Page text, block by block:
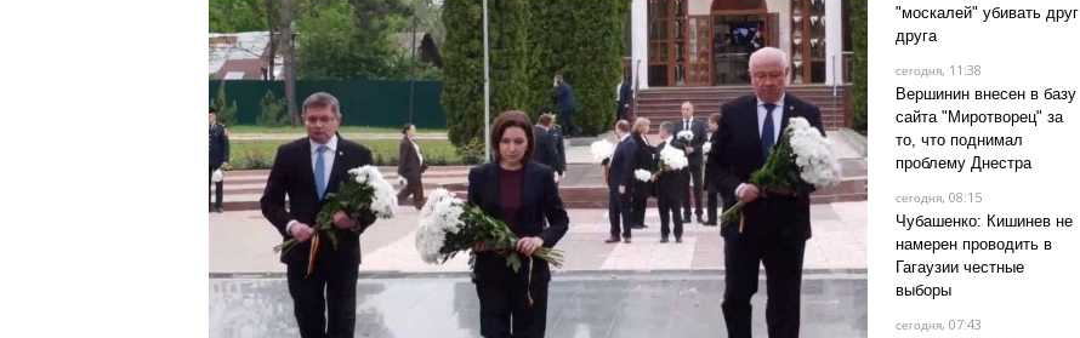
"москалей" убивать друг
друга
сегодня, 11:38
Вершинин внесен в базу
сайта "Миротворец" за
то, что поднимал
проблему Днестра
сегодня, 08:15
Чубашенко: Кишинев не
намерен проводить в
Гагаузии честные
выборы
сегодня, 07:43